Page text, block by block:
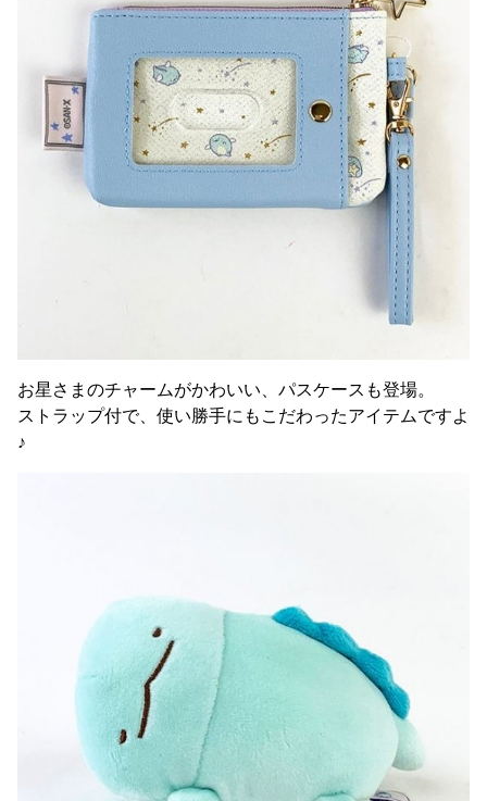
お星さまのチャームがかわいい、パスケースも登場。
ストラップ付で、使い勝手にもこだわったアイテムですよ
♪